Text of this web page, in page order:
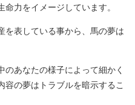
力をイメージしています。
を表している事から、馬の夢は
のあなたの様子によって細かく
容の夢はトラブルを暗示するこ